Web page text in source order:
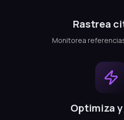
Rastrea
Monitorea
Optimiza